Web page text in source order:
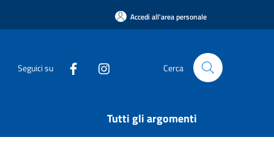
Accedi all'area personale
Seguici su Cerca
Tutti gli argomenti